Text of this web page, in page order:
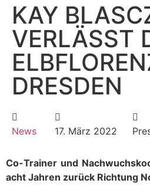
KAY
VERLÄSST
DRESDEN
News 17. März 2022
Co-Trainer und
acht Jahren zurück Richtung